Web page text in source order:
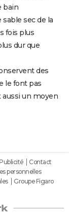
bain
sec de la
fois plus
dur que
des
le font pas
aussi un moyen
Publicité
Contact
personnelles
Groupe Figaro